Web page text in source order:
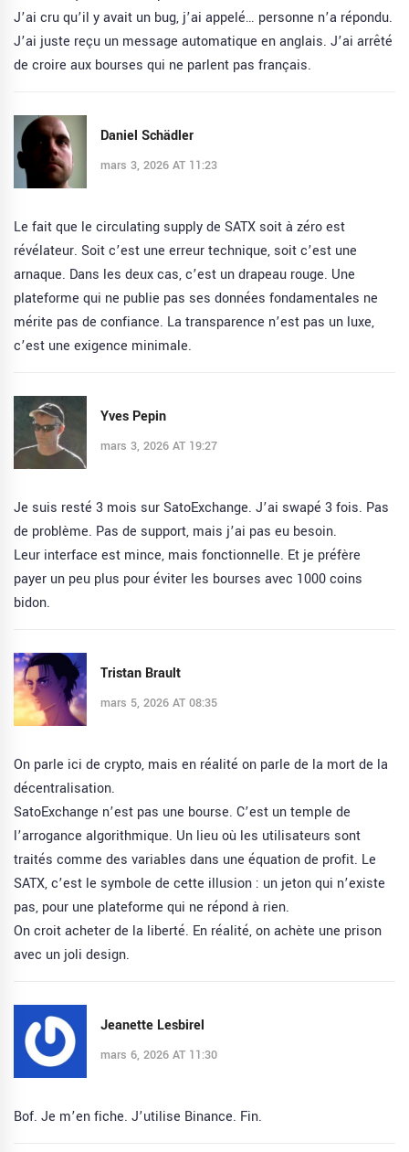
J’ai cru qu’il y avait un bug, j’ai appelé… personne n’a répondu.
J’ai juste reçu un message automatique en anglais. J’ai arrêté
de croire aux bourses qui ne parlent pas français.
Daniel Schädler
mars 3, 2026 AT 11:23
Le fait que le circulating supply de SATX soit à zéro est
révélateur. Soit c’est une erreur technique, soit c’est une
arnaque. Dans les deux cas, c’est un drapeau rouge. Une
plateforme qui ne publie pas ses données fondamentales ne
mérite pas de confiance. La transparence n’est pas un luxe,
c’est une exigence minimale.
Yves Pepin
mars 3, 2026 AT 19:27
Je suis resté 3 mois sur SatoExchange. J’ai swapé 3 fois. Pas
de problème. Pas de support, mais j’ai pas eu besoin.
Leur interface est mince, mais fonctionnelle. Et je préfère
payer un peu plus pour éviter les bourses avec 1000 coins
bidon.
Tristan Brault
mars 5, 2026 AT 08:35
On parle ici de crypto, mais en réalité on parle de la mort de la
décentralisation.
SatoExchange n’est pas une bourse. C’est un temple de
l’arrogance algorithmique. Un lieu où les utilisateurs sont
traités comme des variables dans une équation de profit. Le
SATX, c’est le symbole de cette illusion : un jeton qui n’existe
pas, pour une plateforme qui ne répond à rien.
On croit acheter de la liberté. En réalité, on achète une prison
avec un joli design.
Jeanette Lesbirel
mars 6, 2026 AT 11:30
Bof. Je m’en fiche. J’utilise Binance. Fin.